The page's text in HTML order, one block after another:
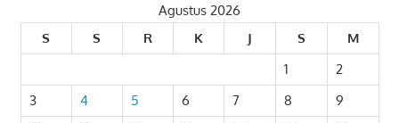
Agustus 2026
S
S R K J S
M
1
2
3
4 5 6 7 8
9